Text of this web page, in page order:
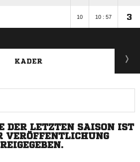
10 10 : 57 3
KADER
DER LETZTEN SAISON IST
VERÖFFENTLICHUNG